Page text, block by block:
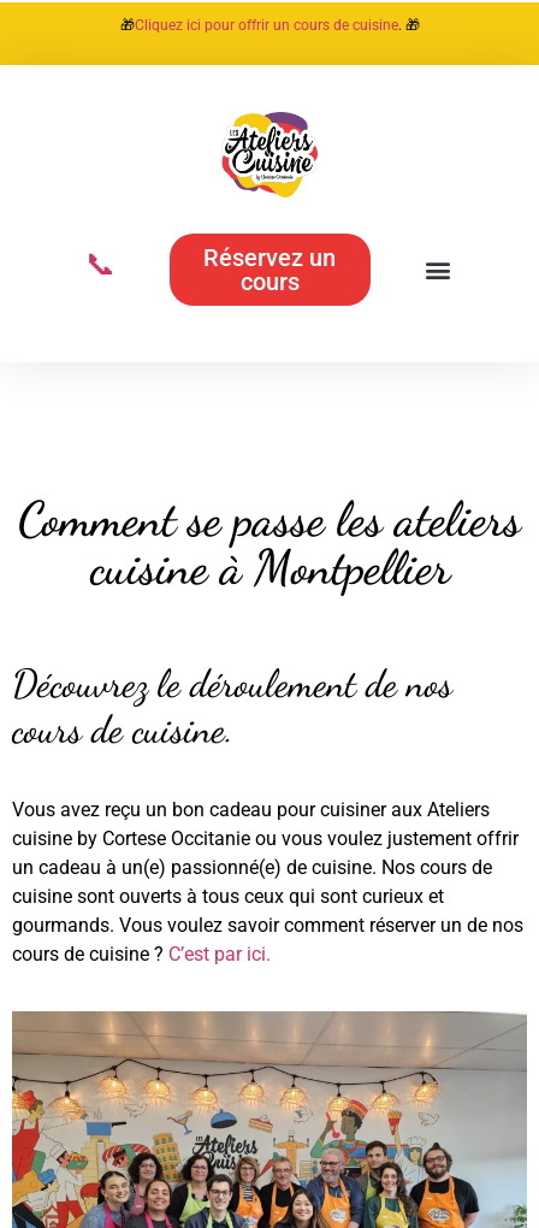
🎁Cliquez ici pour offrir un cours de cuisine. 🎁
📞
Réservez un
cours
Comment se passe les ateliers
cuisine à Montpellier
Découvrez le déroulement de nos
cours de cuisine.
Vous avez reçu un bon cadeau pour cuisiner aux Ateliers
cuisine by Cortese Occitanie ou vous voulez justement offrir
un cadeau à un(e) passionné(e) de cuisine. Nos cours de
cuisine sont ouverts à tous ceux qui sont curieux et
gourmands. Vous voulez savoir comment réserver un de nos
cours de cuisine ? C’est par ici.